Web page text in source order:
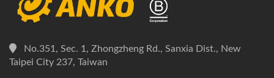
No.351, Sec. 1, Zhongzheng Rd., Sanxia Dist., New
Taipei City 237, Taiwan